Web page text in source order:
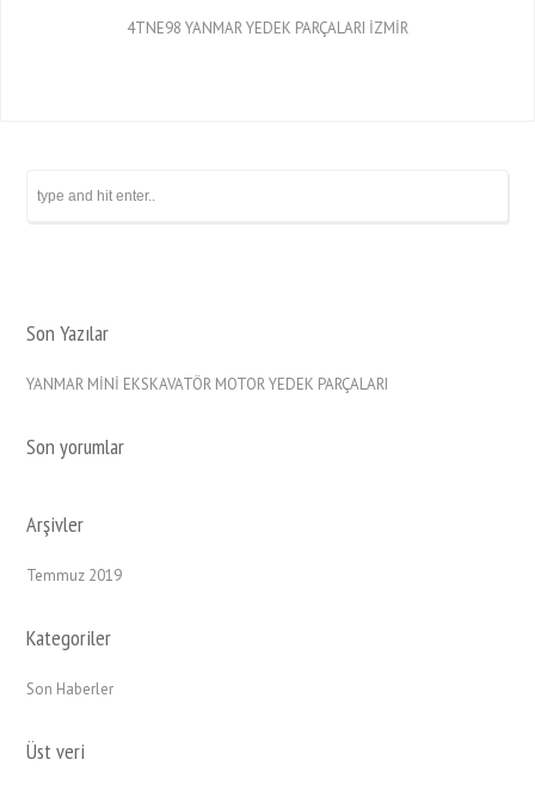
4TNE98 YANMAR YEDEK PARÇALARI İZMİR
Son Yazılar
YANMAR MİNİ EKSKAVATÖR MOTOR YEDEK PARÇALARI
Son yorumlar
Arşivler
Temmuz 2019
Kategoriler
Son Haberler
Üst veri